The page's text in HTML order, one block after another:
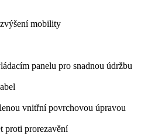
mobility
panelu pro snadnou údržbu
vnitřní povrchovou úpravou
proti prorezavění